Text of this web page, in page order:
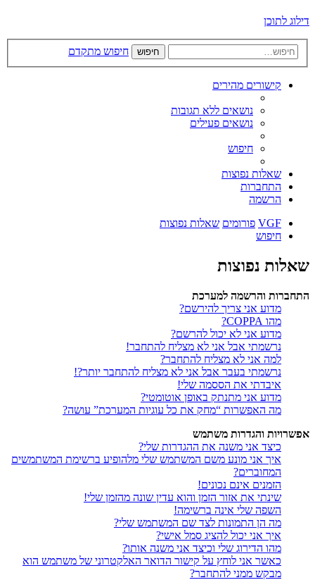
דילוג לתוכן
חיפוש חיפוש מתקדם
קישורים מהירים
נושאים ללא תגובות
נושאים פעילים
חיפוש
שאלות נפוצות
התחברות
הרשמה
VGF פורומים שאלות נפוצות
חיפוש
שאלות נפוצות
התחברות והרשמה למערכת
מדוע אני צריך להירשם?
מהו COPPA?
מדוע אני לא יכול להרשם?
נרשמתי אבל אני לא מצליח להתחבר!
למה אני לא מצליח להתחבר?
נרשמתי בעבר אבל אני לא מצליח להתחבר יותר?!
איבדתי את הססמה שלי!
מדוע אני מתנתק באופן אוטומטי?
מה האפשרות “מחק את כל עוגיות המערכת” עושה?
אפשרויות והגדרות משתמש
כיצד אני משנה את ההגדרות שלי?
איך אני מונע משם המשתמש שלי מלהופיע ברשימת המשתמשים
המחוברים?
הזמנים אינם נכונים!
שינתי את אזור הזמן והוא עדין שונה מהזמן שלי!
השפה שלי אינה ברשימה!
מה הן התמונות לצד שם המשתמש שלי?
איך אני יכול להציג סמל אישי?
מהו הדירוג שלי וכיצד אני משנה אותו?
כאשר אני לוחץ על קישור הדואר האלקטרוני של משתמש הוא
מבקש ממני להתחבר?